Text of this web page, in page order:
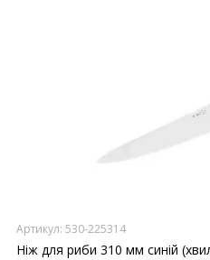
530-225314
Ніж для риби 310 мм синій